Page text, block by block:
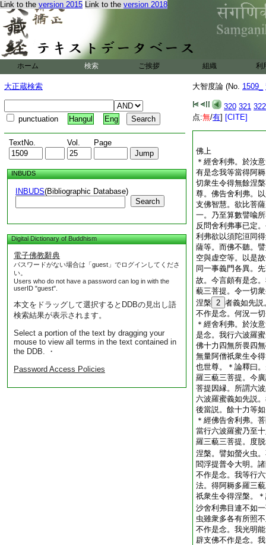
Link to the version 2015 Link to the version 2018
ホーム 検索 ご挨拶 組織 利
大正蔵検索
punctuation Hangul Eng
TextNo. Vol. Page
INBUDS
INBUDS(Bibliographic Database)
Search
Digital Dictionary of Buddhism
電子佛教辭典
パスワードがない場合は「guest」でログインしてくださ
い。
Users who do not have a password can log in with the
userID "guest".
本文をドラッグして選択するとDDBの見出し語
検索結果が表示されます。
Select a portion of the text by dragging your
mouse to view all terms in the text contained in
the DDB. ・
Password Access Policies
大智度論 (No. 1509_
320 321 322
点:無/有] [CITE]
佛上
＊ 經舍利弗。於汝
有是念我等當得阿
切衆生令得無餘涅
尊。佛告舍利弗。
支佛智慧。欲比菩
一。乃至算數譬喩
反問舍利弗事已定
利弗欲以須陀洹同
薩等。而佛不聽。
空與虚空等。以是
同一事義門各異。
故。今言頗有是念
藐三菩提。令一切
涅槃 2 者義如先説
不作是念。何況一
＊ 經舍利弗。於汝
是念。我行六波羅
佛十力四無所畏四
無量阿僧祇衆生令
也世尊。＊ 論釋曰
羅三藐三菩提。今
菩提因縁。所謂六
六波羅蜜義如先説
後當説。餘十力等
＊ 經佛告舍利弗。
當行六波羅蜜乃至
羅三藐三菩提。度
涅槃。譬如螢火虫
閻浮提普令大明。
不作是念。我等行
法。得阿耨多羅三
祇衆生令得涅槃。＊
沙舍利弗目連不如
虫雖衆多各有所照
不作是念。我光明
辟支佛不作是念。